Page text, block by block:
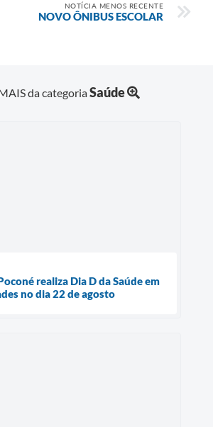
NOTÍCIA MENOS RECENTE
NOVO ÔNIBUS ESCOLAR
da categoriaSaúde
realiza Dia D da Saúde em
no dia 22 de agosto